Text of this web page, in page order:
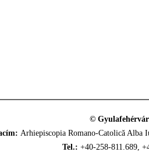
©
Arhiepiscopia Romano-Catolică
Tel.: +40-258-811.689,